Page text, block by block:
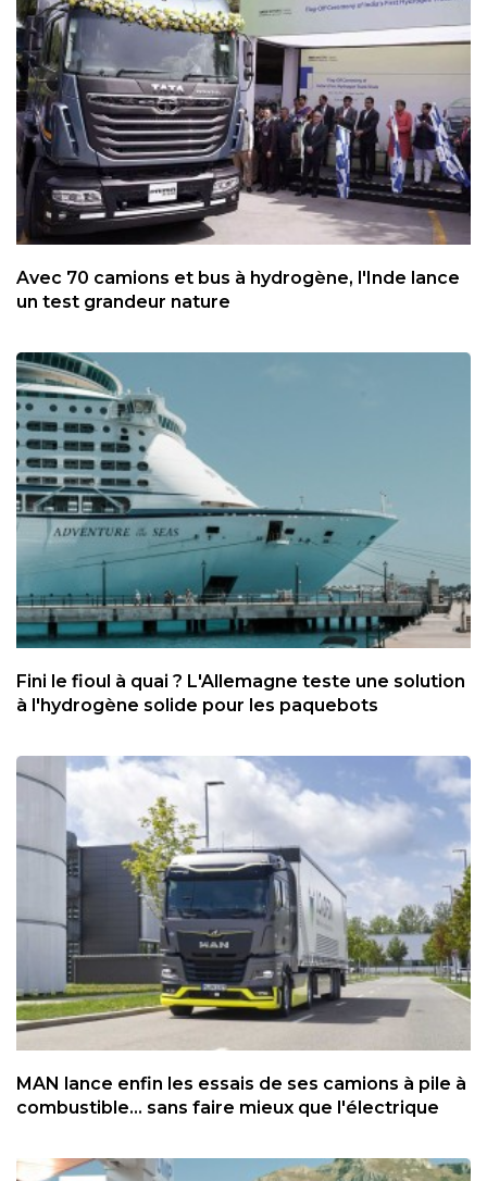
Avec 70 camions et bus à hydrogène, l'Inde lance
un test grandeur nature
Fini le fioul à quai ? L'Allemagne teste une solution
à l'hydrogène solide pour les paquebots
MAN lance enfin les essais de ses camions à pile à
combustible... sans faire mieux que l'électrique